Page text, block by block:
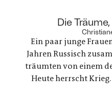
anderes heraus. Es
große Frage
Die
Ein paar junge
Jahren Russisch
träumten von einem
Heute herrscht